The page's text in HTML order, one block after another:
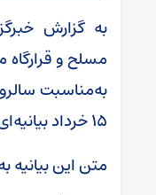
به گزارش
مسلح و
به‌مناسبت
۱۵ خرداد بیانیه‌ای صادر کرد.
متن این